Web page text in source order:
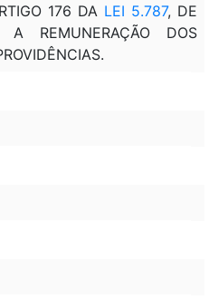
176 DA LEI 5.787, DE
REMUNERAÇÃO DOS